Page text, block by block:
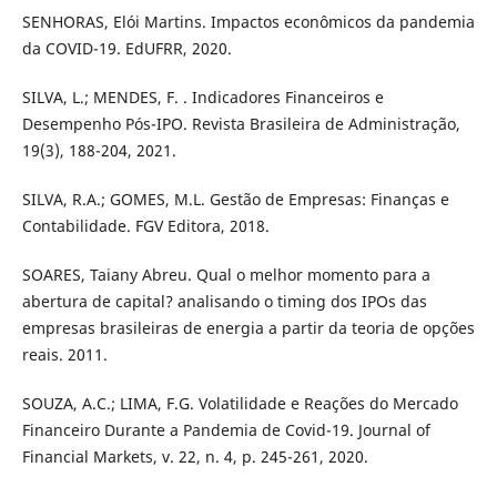
SENHORAS, Elói Martins. Impactos econômicos da pandemia
da COVID-19. EdUFRR, 2020.
SILVA, L.; MENDES, F. . Indicadores Financeiros e
Desempenho Pós-IPO. Revista Brasileira de Administração,
19(3), 188-204, 2021.
SILVA, R.A.; GOMES, M.L. Gestão de Empresas: Finanças e
Contabilidade. FGV Editora, 2018.
SOARES, Taiany Abreu. Qual o melhor momento para a
abertura de capital? analisando o timing dos IPOs das
empresas brasileiras de energia a partir da teoria de opções
reais. 2011.
SOUZA, A.C.; LIMA, F.G. Volatilidade e Reações do Mercado
Financeiro Durante a Pandemia de Covid-19. Journal of
Financial Markets, v. 22, n. 4, p. 245-261, 2020.